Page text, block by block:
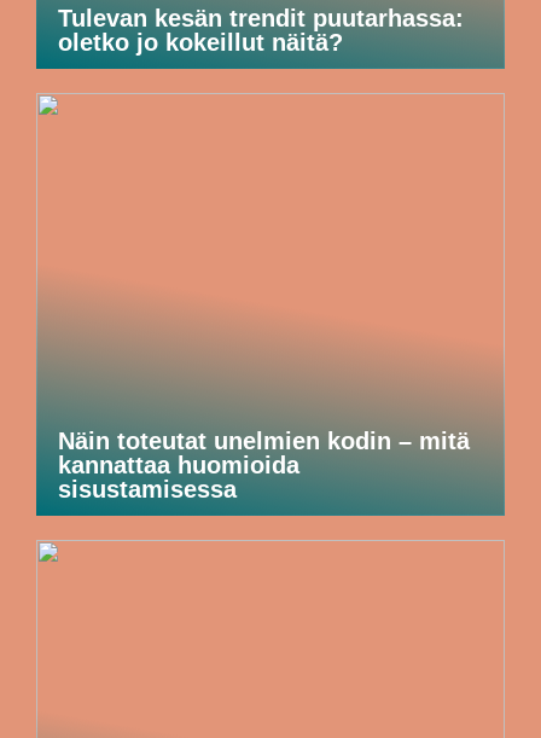
Tulevan kesän trendit puutarhassa:
oletko jo kokeillut näitä?
Näin toteutat unelmien kodin – mitä
kannattaa huomioida
sisustamisessa